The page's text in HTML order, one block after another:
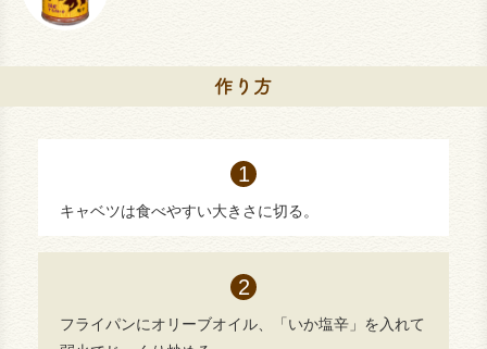
キャベツは食べやすい大きさに切る。
フライパンにオリーブオイル、「いか塩辛」を入れて